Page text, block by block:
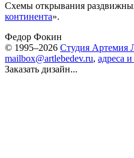
Схемы открывания
континента».
Федор Фокин
© 1995–2026 Студия Артемия
mailbox@artlebedev.ru, адреса
Заказать дизайн...